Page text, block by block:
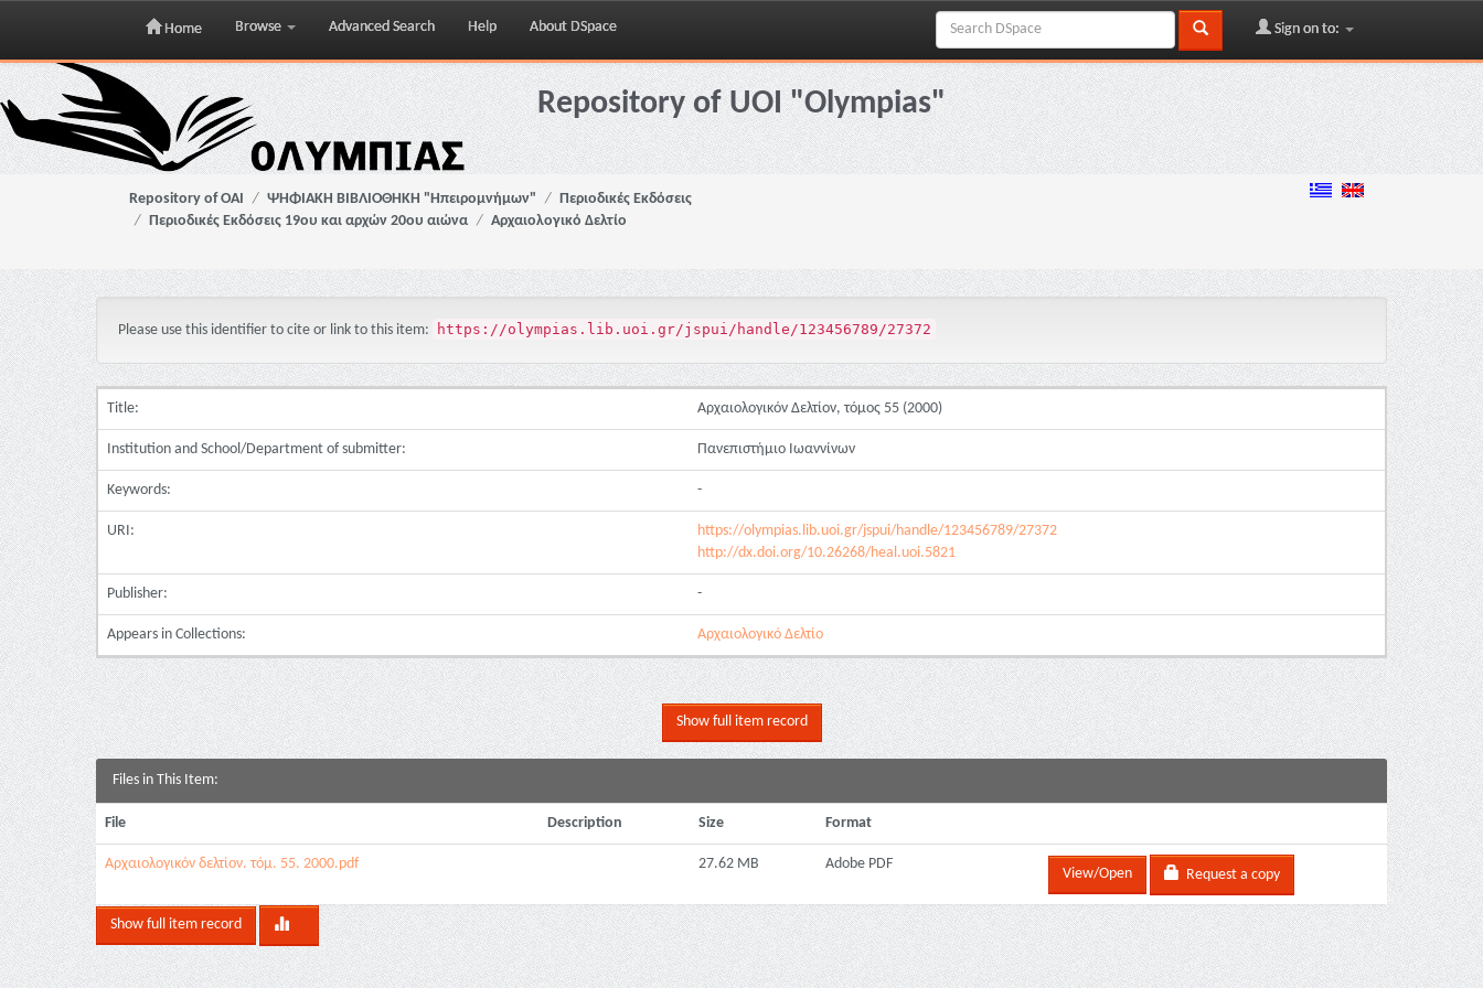
Skip
navigation
Home Browse Advanced Search Help About DSpace Sign on to:
Repository of UOI "Olympias"
Repository of OAI ΨΗΦΙΑΚΗ ΒΙΒΛΙΟΘΗΚΗ "Ηπειρομνήμων"
Περιοδικές Εκδόσεις
Περιοδικές Εκδόσεις 19ου και αρχών 20ου αιώνα
Αρχαιολογικό Δελτίο
Please use this identifier to cite or link to this item: https://olympias.lib.uoi.gr/jspui/handle/123456789/27372
Title: Αρχαιολογικόν Δελτίον, τόμος 55 (2000)
Institution and School/Department of submitter: Πανεπιστήμιο Ιωαννίνων
Keywords: -
URI:
https://olympias.lib.uoi.gr/jspui/handle/123456789/27372
http://dx.doi.org/10.26268/heal.uoi.5821
Publisher: -
Appears in Collections: Αρχαιολογικό Δελτίο
Show full item record
Files in This Item:
File Description Size Format
Αρχαιολογικόν δελτίον. τόμ. 55. 2000.pdf 27.62 MB Adobe PDF
View/Open Request a copy
Show full item record